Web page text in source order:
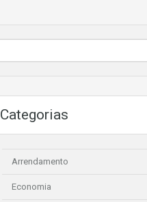
Categorias
Arrendamento
Economia